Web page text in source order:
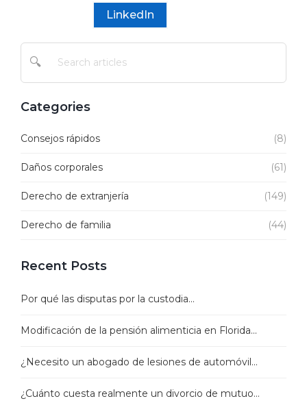
LinkedIn
🔍
Categories
Consejos rápidos (8)
Daños corporales (61)
Derecho de extranjería (149)
Derecho de familia (44)
Recent Posts
Por qué las disputas por la custodia...
Modificación de la pensión alimenticia en Florida...
¿Necesito un abogado de lesiones de automóvil...
¿Cuánto cuesta realmente un divorcio de mutuo...